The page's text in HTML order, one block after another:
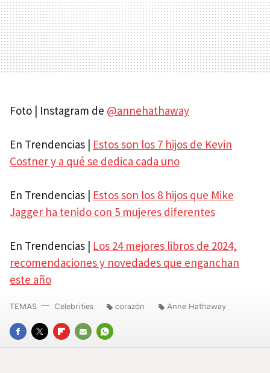
Foto | Instagram de @annehathaway
En Trendencias | Estos son los 7 hijos de Kevin
Costner y a qué se dedica cada uno
En Trendencias | Estos son los 8 hijos que Mike
Jagger ha tenido con 5 mujeres diferentes
En Trendencias | Los 24 mejores libros de 2024,
recomendaciones y novedades que enganchan
este año
FACEBOOK
TWITTERFLIPBOARD
E-
WHATSAPP
TEMAS Celebrities corazón Anne Hathaway